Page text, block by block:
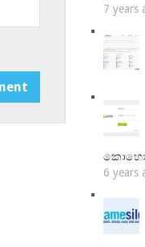
7 years
6 years